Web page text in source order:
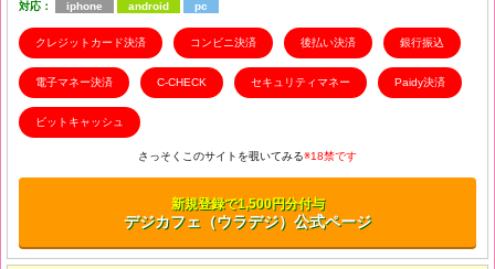
対応：
iphone android pc
クレジットカード決済 コンビニ決済 後払い決済 銀行振込
電子マネー決済 C-CHECK セキュリティマネー Paidy決済
ビットキャッシュ
さっそくこのサイトを覗いてみる※18禁です
新規登録で1,500円分付与
デジカフェ（ウラデジ）公式ページ